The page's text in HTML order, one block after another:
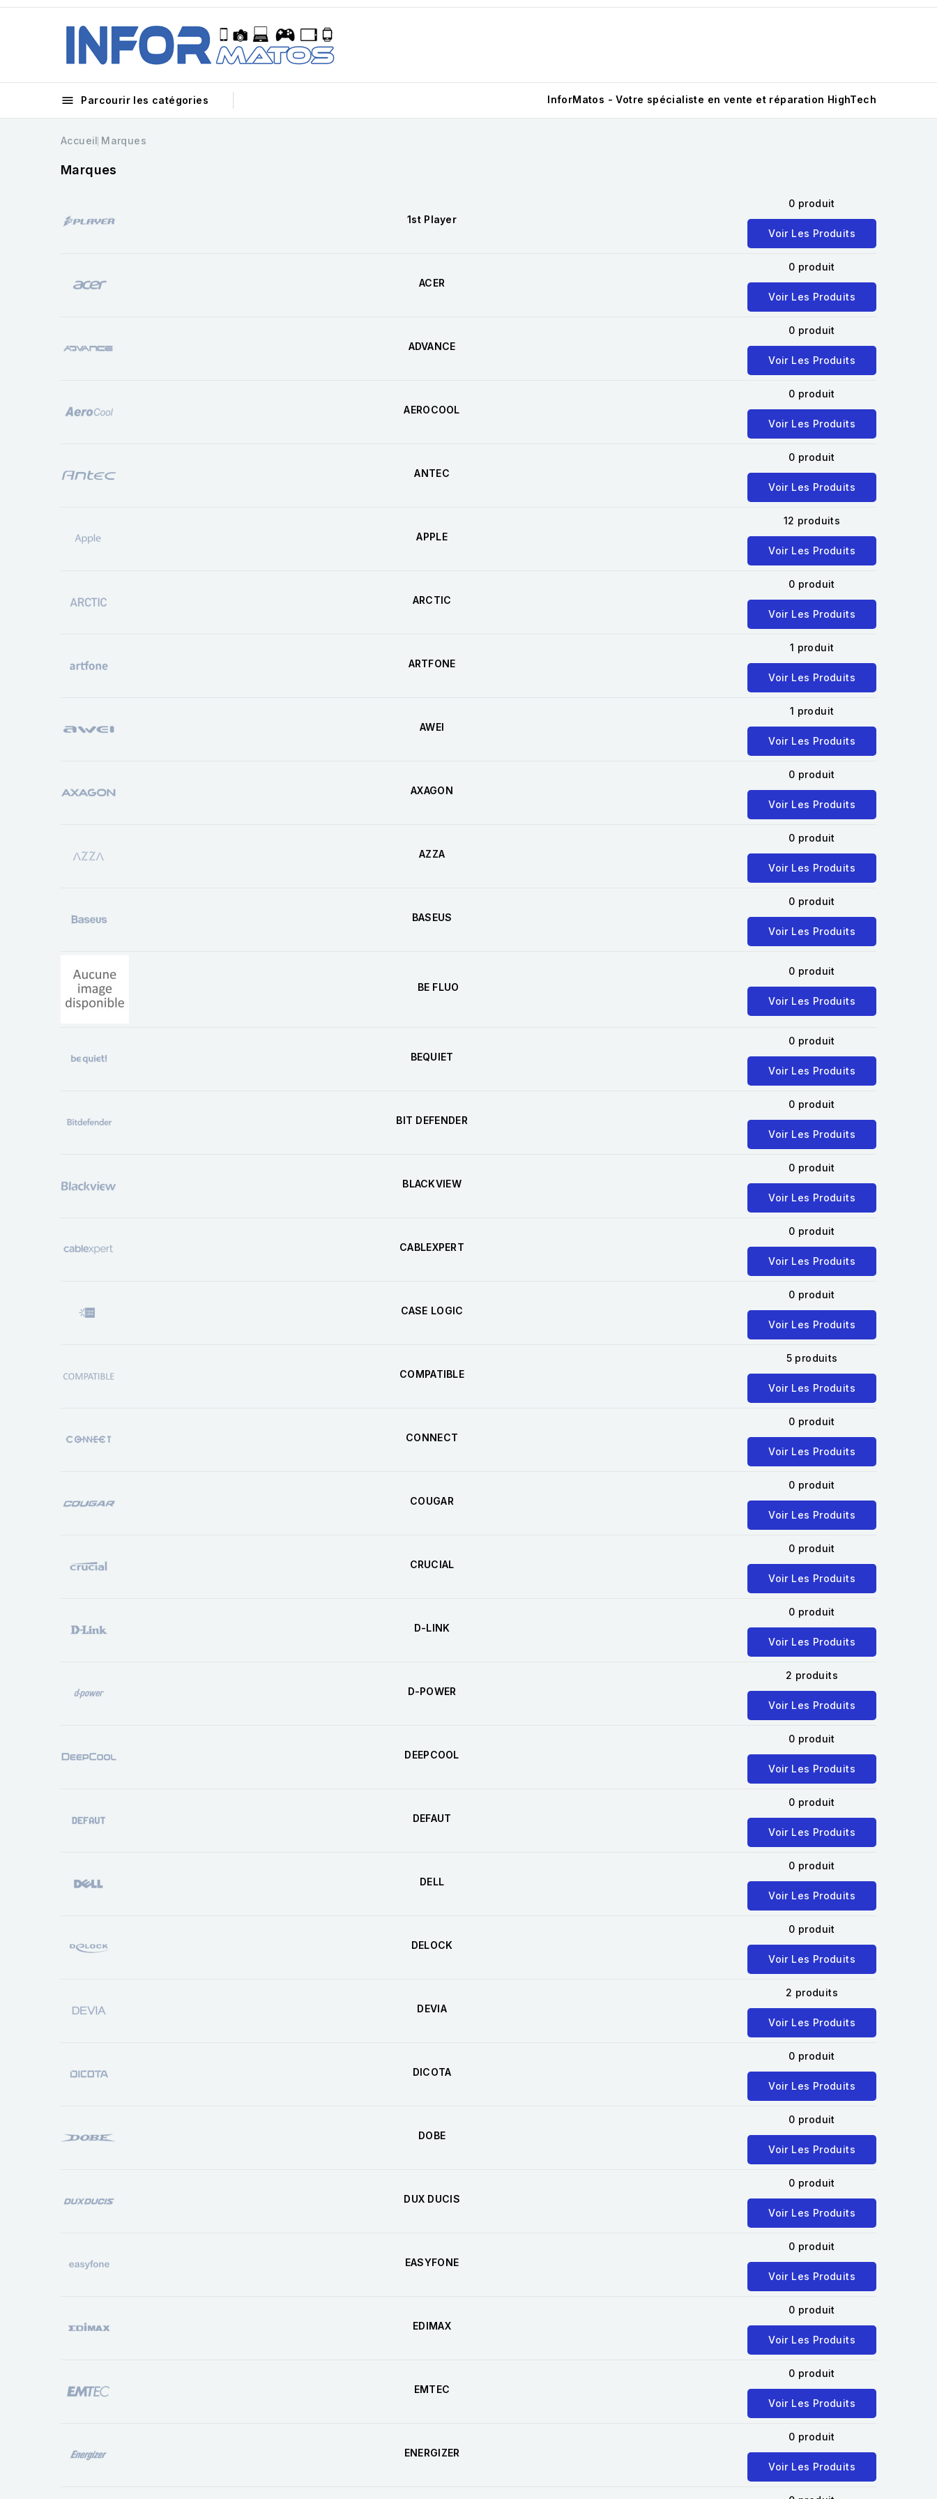
 Parcourir les catégories InforMatos - Votre spécialiste en vente et réparation HighTech
Accueil Marques
Marques
1st Player
0 produit
Voir Les Produits
ACER
0 produit
Voir Les Produits
ADVANCE
0 produit
Voir Les Produits
AEROCOOL
0 produit
Voir Les Produits
ANTEC
0 produit
Voir Les Produits
APPLE
12 produits
Voir Les Produits
ARCTIC
0 produit
Voir Les Produits
ARTFONE
1 produit
Voir Les Produits
AWEI
1 produit
Voir Les Produits
AXAGON
0 produit
Voir Les Produits
AZZA
0 produit
Voir Les Produits
BASEUS
0 produit
Voir Les Produits
BE FLUO
0 produit
Voir Les Produits
BEQUIET
0 produit
Voir Les Produits
BIT DEFENDER
0 produit
Voir Les Produits
BLACKVIEW
0 produit
Voir Les Produits
CABLEXPERT
0 produit
Voir Les Produits
CASE LOGIC
0 produit
Voir Les Produits
COMPATIBLE
5 produits
Voir Les Produits
CONNECT
0 produit
Voir Les Produits
COUGAR
0 produit
Voir Les Produits
CRUCIAL
0 produit
Voir Les Produits
D-LINK
0 produit
Voir Les Produits
D-POWER
2 produits
Voir Les Produits
DEEPCOOL
0 produit
Voir Les Produits
DEFAUT
0 produit
Voir Les Produits
DELL
0 produit
Voir Les Produits
DELOCK
0 produit
Voir Les Produits
DEVIA
2 produits
Voir Les Produits
DICOTA
0 produit
Voir Les Produits
DOBE
0 produit
Voir Les Produits
DUX DUCIS
0 produit
Voir Les Produits
EASYFONE
0 produit
Voir Les Produits
EDIMAX
0 produit
Voir Les Produits
EMTEC
0 produit
Voir Les Produits
ENERGIZER
0 produit
Voir Les Produits